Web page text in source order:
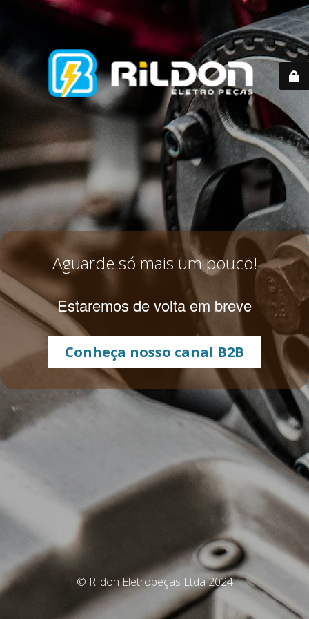
Aguarde só mais um pouco!
Estaremos de volta em breve
Conheça nosso canal B2B
© Rildon Eletropeças Ltda 2024